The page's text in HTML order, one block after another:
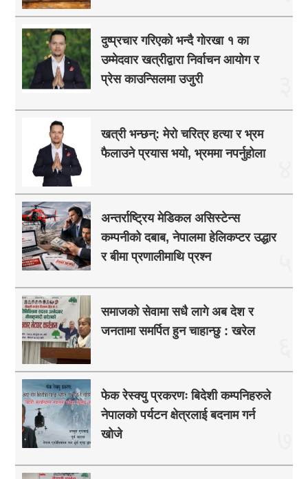
दुष्प्रचार गरिएको भन्दै गोरखा १ का
उम्मेदवार खत्रीद्वारा निर्वाचन आयोग र
प्रेस काउन्सिलमा उजुरी
खत्री भन्छन्: मेरो चरित्र हत्या र भ्रम
फैलाउने प्रयास भयो, भ्रममा नपर्नुहोला
अन्तर्राष्ट्रिय मेडिकल असिस्टेन्स
कम्पनीको दबाब, नेपालमा हेलिकप्टर उद्धार
र बीमा प्रणालीमाथि प्रश्न
समाजको सेवामा सधै लागे अब देश र
जनतामा समर्पित हुन चाहान्छु : खरेल
फेक रेस्क्यु प्रकरणः बिदेशी कम्पनिहरुले
नेपालको पर्यटन क्षेत्रलाई बदनाम गर्न
खोजे